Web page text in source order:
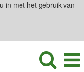
in met het gebruik van